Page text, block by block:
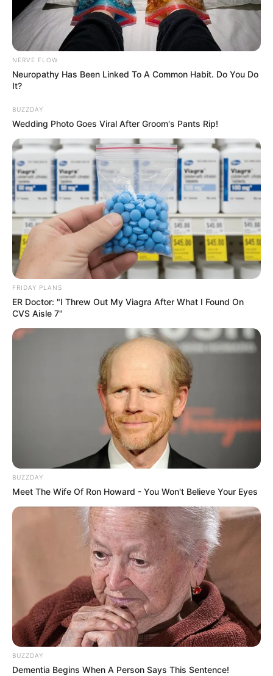
NERVE FLOW
Neuropathy Has Been Linked To A Common Habit. Do You Do
It?
BUZZDAY
Wedding Photo Goes Viral After Groom's Pants Rip!
FRIDAY PLANS
ER Doctor: "I Threw Out My Viagra After What I Found On
CVS Aisle 7"
BUZZDAY
Meet The Wife Of Ron Howard - You Won't Believe Your Eyes
BUZZDAY
Dementia Begins When A Person Says This Sentence!